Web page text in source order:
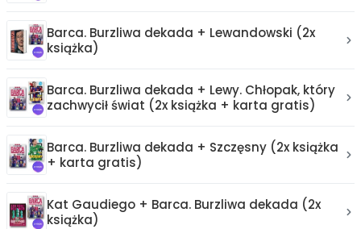
Barca. Burzliwa dekada + Lewandowski (2x
książka)
Barca. Burzliwa dekada + Lewy. Chłopak, który
zachwycił świat (2x książka + karta gratis)
Barca. Burzliwa dekada + Szczęsny (2x książka
+ karta gratis)
Kat Gaudiego + Barca. Burzliwa dekada (2x
książka)